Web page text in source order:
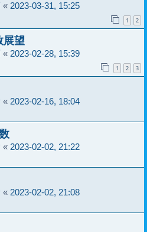
« 2023-03-31, 15:25
1 2
展望
« 2023-02-28, 15:39
1 2 3
« 2023-02-16, 18:04
« 2023-02-02, 21:22
« 2023-02-02, 21:08